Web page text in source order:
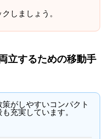
しましょう。
立するための移動手
がしやすいコンパクト
充実しています。